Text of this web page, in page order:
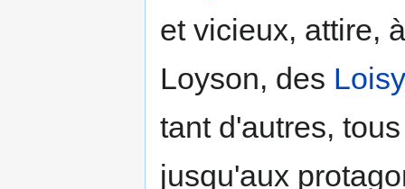
et vicieux, attire,
Loyson, des Loisy
tant d'autres,
jusqu'aux